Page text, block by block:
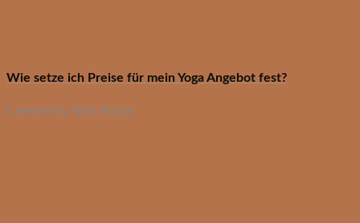
Wie setze ich Preise für mein Yoga Angebot fest?
Created by Nick Runia